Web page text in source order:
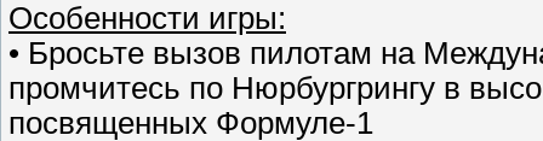
Особенности игры:
• Бросьте вызов пилотам на
промчитесь по Нюрбургрингу в
посвященных Формуле-1